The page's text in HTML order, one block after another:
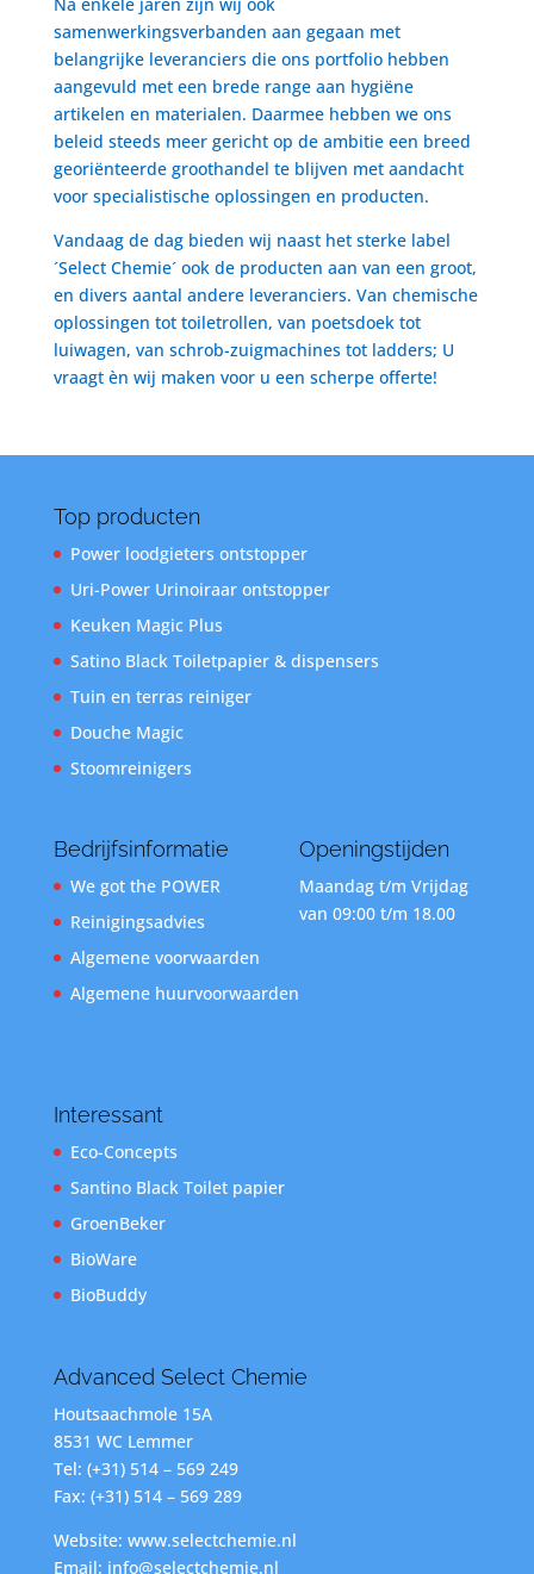
samenwerkingsverbanden aan gegaan met
belangrijke leveranciers die ons portfolio hebben
aangevuld met een brede range aan hygiëne
artikelen en materialen. Daarmee hebben we ons
beleid steeds meer gericht op de ambitie een breed
georiënteerde groothandel te blijven met aandacht
voor specialistische oplossingen en producten.
Vandaag de dag bieden wij naast het sterke label
´Select Chemie´ ook de producten aan van een groot,
en divers aantal andere leveranciers. Van chemische
oplossingen tot toiletrollen, van poetsdoek tot
luiwagen, van schrob-zuigmachines tot ladders; U
vraagt èn wij maken voor u een scherpe offerte!
Top producten
Power loodgieters ontstopper
Uri-Power Urinoiraar ontstopper
Keuken Magic Plus
Satino Black Toiletpapier & dispensers
Tuin en terras reiniger
Douche Magic
Stoomreinigers
Bedrijfsinformatie
We got the POWER
Reinigingsadvies
Algemene voorwaarden
Algemene huurvoorwaarden
Openingstijden
Maandag t/m Vrijdag
van 09:00 t/m 18.00
Interessant
Eco-Concepts
Santino Black Toilet papier
GroenBeker
BioWare
BioBuddy
Advanced Select Chemie
Houtsaachmole 15A
8531 WC Lemmer
Tel: (+31) 514 – 569 249
Fax: (+31) 514 – 569 289
Website: www.selectchemie.nl
Email: info@selectchemie.nl